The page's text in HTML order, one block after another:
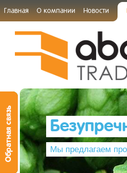
Главная О компании Новости
Мы предлагаем